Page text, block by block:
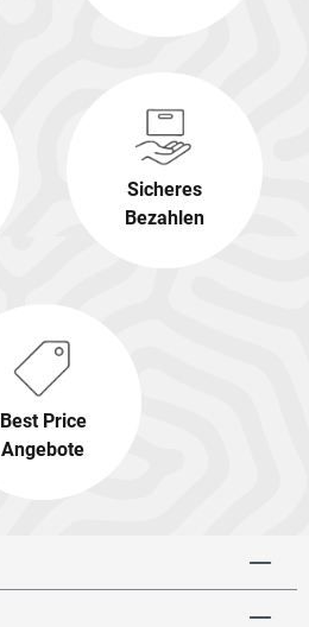
Sicheres
Bezahlen
Best Price
Angebote